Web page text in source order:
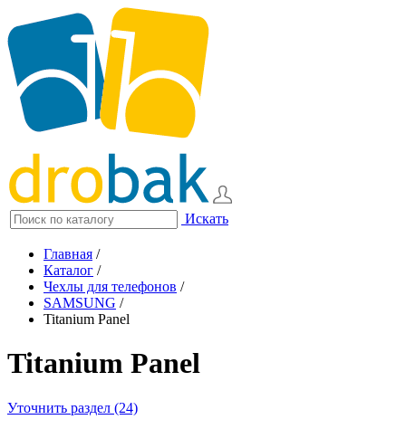
Искать
Главная /
Каталог /
Чехлы для телефонов /
SAMSUNG /
Titanium Panel
Titanium Panel
Уточнить раздел (24)